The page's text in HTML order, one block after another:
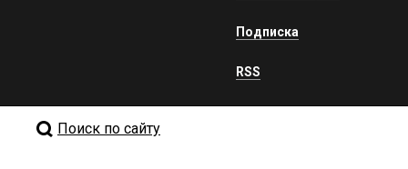
Подписка
RSS
Поиск по сайту